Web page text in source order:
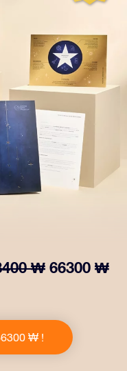
₩ 66300 ₩
enveloppe et des
à l’adresse de votre
numériques et
₩ !